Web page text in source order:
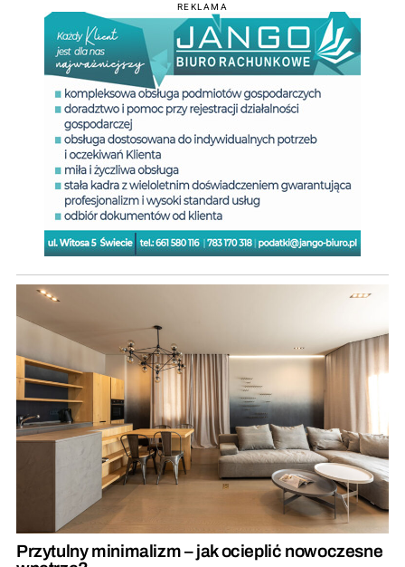
REKLAMA
Przytulny minimalizm – jak ocieplić nowoczesne